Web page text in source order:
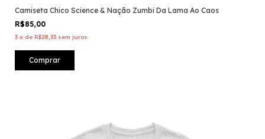
Camiseta Chico Science & Nação Zumbi Da Lama Ao Caos
R$85,00
3 x de R$28,33 sem juros
Comprar